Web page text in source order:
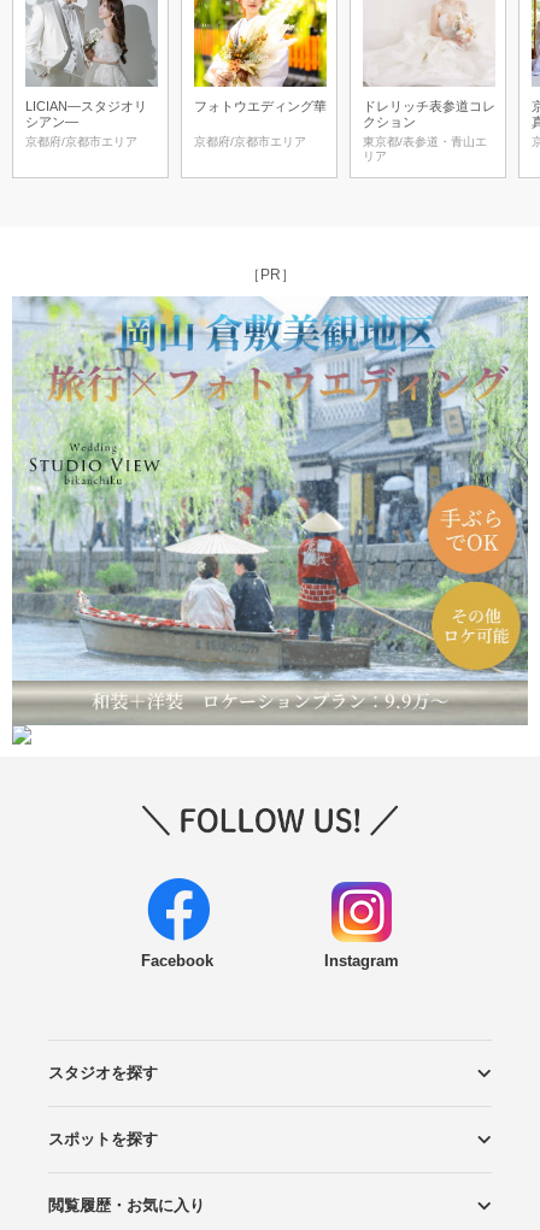
LICIAN―スタジオリ
シアン―
京都府/京都市エリア
フォトウエディング華
京都府/京都市エリア
ドレリッチ表参道コレ
クション
東京都/表参道・青山エ
リア
［PR］
Facebook Instagram
スタジオを探す
エリアから探す
こだわりから探す
NEW PHOTO STYLE
プランから探す
フォトタイプ診断
フォトグラファーから探す
国内リゾートから探す
スポットを探す
ロケーションから探す
スタジオから探す
閲覧履歴・お気に入り